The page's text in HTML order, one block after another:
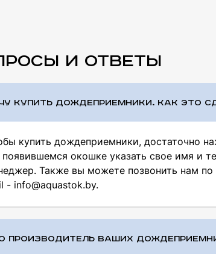
И ОТВЕТЫ
КУПИТЬ ДОЖДЕПРИЕМНИКИ. КАК ЭТО
купить дождеприемники, достаточно
появившемся окошке указать свое имя и
Также вы можете позвонить нам
- info@aquastok.by.
ПРОИЗВОДИТЕЛЬ ВАШИХ